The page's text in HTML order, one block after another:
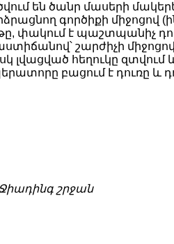
են ծանր մասերի
գործիքի միջոցով
փակում է պաշտպանիչ
շարժիչի
լվացված հեղուկը
բացում է դուռը և
շրջան